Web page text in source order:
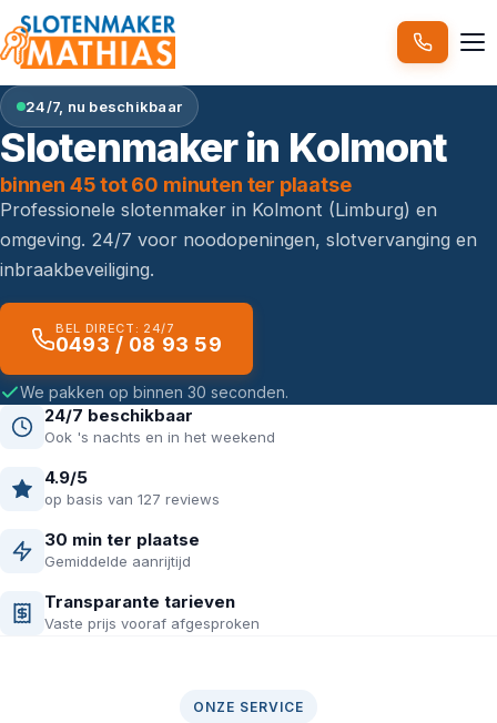
24/7, nu beschikbaar
Slotenmaker in Kolmont
binnen 45 tot 60 minuten ter plaatse
Professionele slotenmaker in Kolmont (Limburg) en
omgeving. 24/7 voor noodopeningen, slotvervanging en
inbraakbeveiliging.
BEL DIRECT: 24/7
0493 / 08 93 59
We pakken op binnen 30 seconden.
24/7 beschikbaar
Ook 's nachts en in het weekend
4.9/5
op basis van 127 reviews
30 min ter plaatse
Gemiddelde aanrijtijd
Transparante tarieven
Vaste prijs vooraf afgesproken
ONZE SERVICE